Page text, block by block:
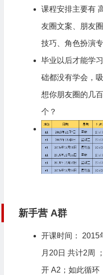
课程安排主要有
友圈文案、朋友
技巧、角色扮演专
毕业以后才能学
础都没有学会，
想你朋友圈的几
个？
新手营 A群
开课时间： 2015
月20日 共计2周
开 A2；如此循环